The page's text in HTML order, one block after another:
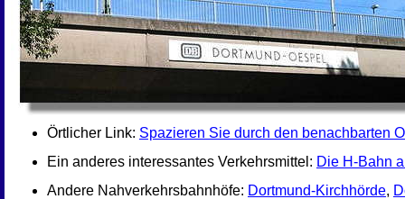
Örtlicher Link: Spazieren Sie durch den benachbarten
Ein anderes interessantes Verkehrsmittel: Die H-Bahn
Andere Nahverkehrsbahnhöfe: Dortmund-Kirchhörde,